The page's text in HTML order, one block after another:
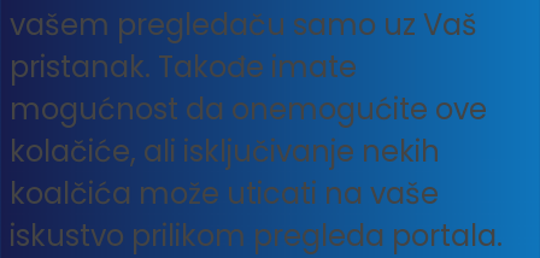
vašem pregledaču samo uz Vaš
pristanak. Takođe imate
mogućnost da onemogućite ove
kolačiće, ali isključivanje nekih
koalčića može uticati na vaše
iskustvo prilikom pregleda portala.